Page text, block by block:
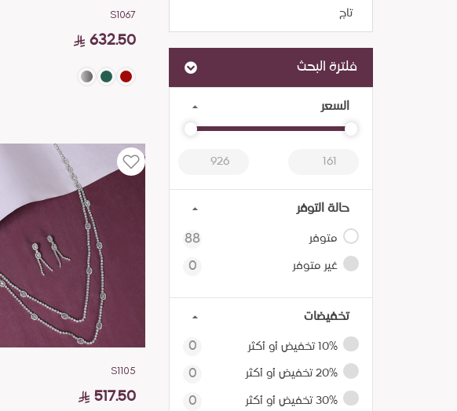
تاج
فلترة البحث
السعر
حالة التوفر
متوفر 88
غير متوفر 0
تخفيضات
0
0
0
S1067
632.50
S1105
517.50